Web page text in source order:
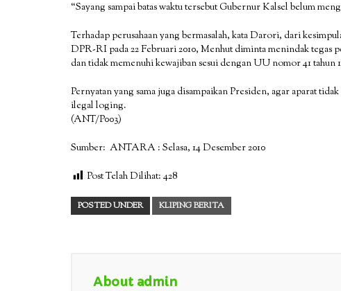
“Sayang sampai batas waktu tersebut Gubernur Kalsel belum
Terhadap perusahaan yang bermasalah, kata Darori, dari
DPR-RI pada 22 Februari 2010, Menhut diminta menindak tegas
dan tidak memenuhi kewajiban sesui dengan UU nomor 41 tahun
Pernyatan yang sama juga disampaikan Presiden, agar aparat
ilegal loging.
(ANT/P003)
Sumber: ANTARA : Selasa, 14 Desember 2010
Post Telah Dilihat: 428
POSTED UNDER KLIPING BERITA
About admin